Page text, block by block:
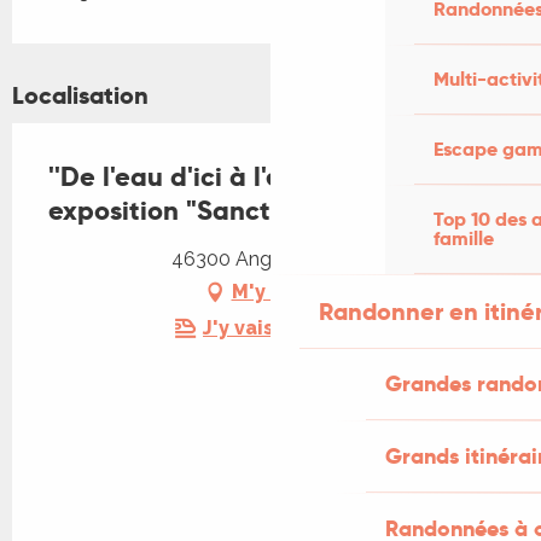
Multi-
Escape
Top 10 des
famille
Randonner en
Grandes
Grands
Randonnées
Localisation
''De l'eau d'ici à l'eau de là'' :
exposition "Sanctuaire"
46300 Anglars-Nozac
M'y rendre
J'y vais en train !